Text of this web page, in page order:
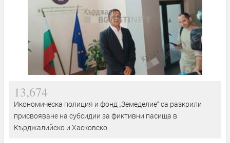
13,674
Икономическа полиция и фонд „Земеделие“ са разкрили
присвояване на субсидии за фиктивни пасища в
Кърджалийско и Хасковско